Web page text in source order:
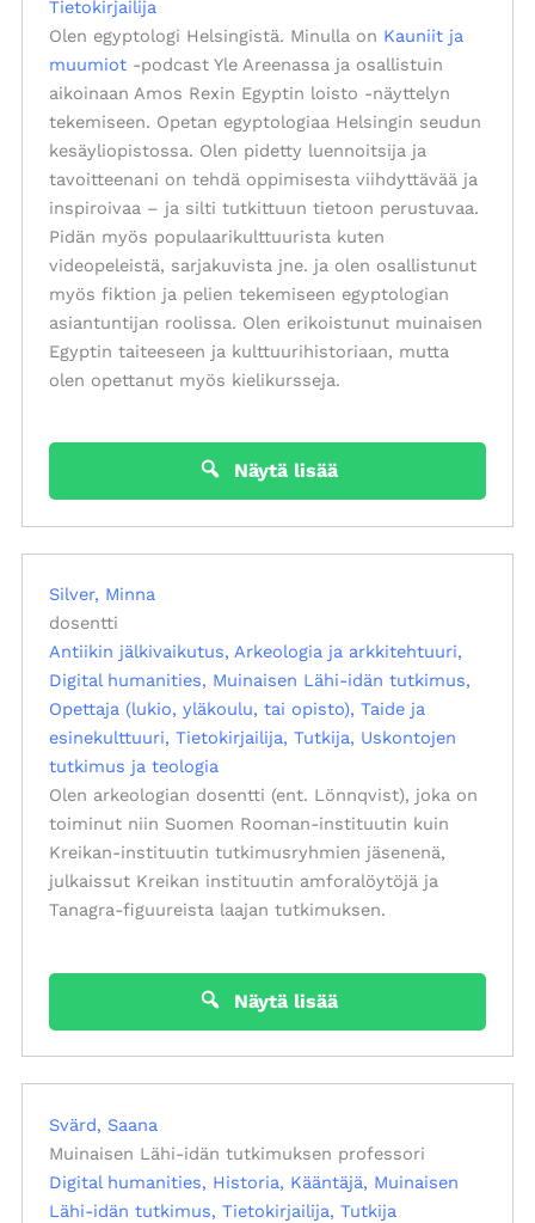
Tietokirjailija
Olen egyptologi Helsingistä. Minulla on Kauniit ja
muumiot-podcast Yle Areenassa ja osallistuin
aikoinaan Amos Rexin Egyptin loisto -näyttelyn
tekemiseen. Opetan egyptologiaa Helsingin seudun
kesäyliopistossa. Olen pidetty luennoitsija ja
tavoitteenani on tehdä oppimisesta viihdyttävää ja
inspiroivaa – ja silti tutkittuun tietoon perustuvaa.
Pidän myös populaarikulttuurista kuten
videopeleistä, sarjakuvista jne. ja olen osallistunut
myös fiktion ja pelien tekemiseen egyptologian
asiantuntijan roolissa. Olen erikoistunut muinaisen
Egyptin taiteeseen ja kulttuurihistoriaan, mutta
olen opettanut myös kielikursseja.
Näytä lisää
Silver, Minna
dosentti
Antiikin jälkivaikutus Arkeologia ja arkkitehtuuri
Digital humanities
Muinaisen Lähi-idän tutkimus
Opettaja (lukio, yläkoulu, tai opisto) Taide ja
esinekulttuuri Tietokirjailija Tutkija Uskontojen
tutkimus ja teologia
Olen arkeologian dosentti (ent. Lönnqvist), joka on
toiminut niin Suomen Rooman-instituutin kuin
Kreikan-instituutin tutkimusryhmien jäsenenä,
julkaissut Kreikan instituutin amforalöytöjä ja
Tanagra-figuureista laajan tutkimuksen.
Näytä lisää
Svärd, Saana
Muinaisen Lähi-idän tutkimuksen professori
Digital humanities
Historia Kääntäjä Muinaisen
Lähi-idän tutkimus Tietokirjailija Tutkija